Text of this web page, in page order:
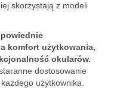
skorzystają z modeli
komfort użytkowania,
okularów.
dostosowanie
użytkownika.